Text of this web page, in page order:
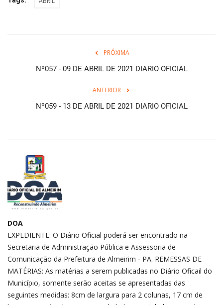
PRÓXIMA
Nº057 - 09 DE ABRIL DE 2021 DIARIO OFICIAL
ANTERIOR
Nº059 - 13 DE ABRIL DE 2021 DIARIO OFICIAL
DOA
EXPEDIENTE: O Diário Oficial poderá ser encontrado na
Secretaria de Administração Pública e Assessoria de
Comunicação da Prefeitura de Almeirim - PA. REMESSAS DE
MATÉRIAS: As matérias a serem publicadas no Diário Oficail do
Município, somente serão aceitas se apresentadas das
seguintes medidas: 8cm de largura para 2 colunas, 17 cm de